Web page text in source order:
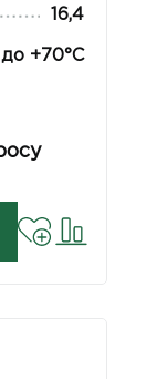
16,4
+70°С